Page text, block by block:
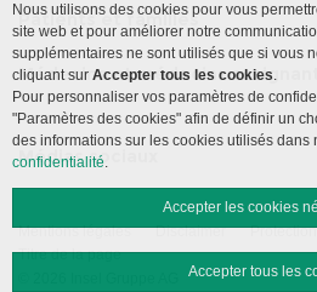
Patients et familles
Médecins et médecins
Médias sociaux
Mentions légales Disclaimer
Titre de la page
Nous utilisons des cookies pour vous
site web et pour améliorer notre
supplémentaires ne sont utilisés que si vous
cliquant sur Accepter tous les cookies.
Pour personnaliser vos paramètres de
"Paramètres des cookies" afin de définir un
des informations sur les cookies utilisés dans
confidentialité.
Accepter les cookies
Accepter tous les